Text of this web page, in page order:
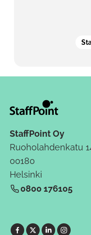
StaffPoint Oy
Ruoholahdenkatu
00180
Helsinki
0800 176105